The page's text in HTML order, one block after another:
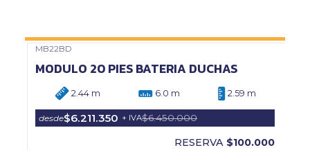
MB22BD
MODULO 20 PIES BATERIA DUCHAS
2.44 m 6.0 m 2.59 m
desde$6.211.350 + IVA$6.450.000
RESERVA $100.000